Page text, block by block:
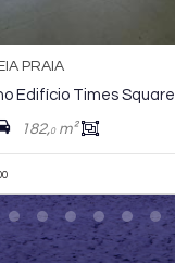
PRAIA
Edifício Times Square
182,0m²